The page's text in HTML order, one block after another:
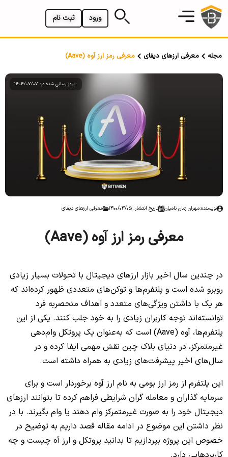
ثبت نام ورود
مجله معرفی ارزهای دیفای معرفی رمز ارز آوه (Aave)
بروز رسانی شده در: 1404/07/07
نویسنده:مهران زمان نامیان تاریخ انتشار: 1400/03/05 معرفی ارزهای دیفای
معرفی رمز ارز آوه (Aave)
در چندین سال اخیر بازار ارزهای دیجیتال با تحولات بسیار زیادی
روبرو شده است و پلتفرم‌ها و توکن‌های متعددی ظهور کرده‌اند که
هر یک با داشتن ویژگی‌های متعدد و اهداف منحصربه فرد
توانسته‌اند توجه کاربران زیادی را به خود جلب کنند. یکی از این
پلتفرم‌ها، آوه (Aave) است که به‌عنوان یک پروتکل وام‌دهی
غیرمتمرکز، در دنیای بلاک چین نقش مهمی ایفا کرده و در
سال‌های اخیر پیشرفت‌های زیادی به همراه داشته است.
این پلتفرم از رمز ارز بومی به نام ارز آوه برخوردار است و برای
سرمایه گذاران و معامله گران شرایطی فراهم کرده تا بتوانند ارزهای
دیجیتال خود را به صورت غیرمتمرکز وام دهند یا وام بگیرند. با در
نظر داشتن این موضوع در ادامه مقاله قصد داریم به توضیح در
خصوص این پروژه بپردازیم تا بدانید پروتکل و ارز آه چیست و چه